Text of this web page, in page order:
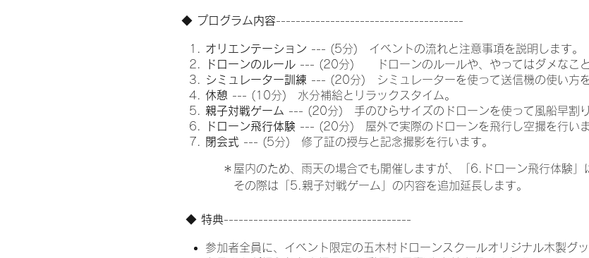
◆ プログラム内容--------------------------------------
オリエンテーション --- (5分) イベントの流れと注意事項を説明します。
ドローンのルール--- (20分) ドローンのルールや、やってはダメなこと
シミュレーター訓練 --- (20分) シミュレーターを使って送信機の使い方を
休憩 --- (10分) 水分補給とリラックスタイム。
親子対戦ゲーム --- (20分) 手のひらサイズのドローンを使って風船早割り
ドローン飛行体験 --- (20分) 屋外で実際のドローンを飛行し空撮を行い
閉会式 --- (5分) 修了証の授与と記念撮影を行います。
＊屋内のため、雨天の場合でも開催しますが、「6.ドローン飛行体験」は
その際は「5.親子対戦ゲーム」の内容を追加延長します。
◆ 特典--------------------------------------
参加者全員に、イベント限定の五木村ドローンスクールオリジナル木製グッ